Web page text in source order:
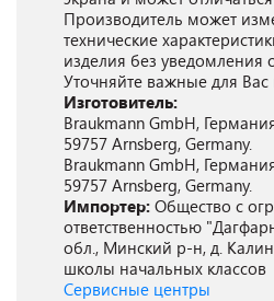
Производитель может
технические
изделия без уведомления
Уточняйте важные для
Изготовитель:
Braukmann GmbH,
59757 Arnsberg, Germany.
Braukmann GmbH,
59757 Arnsberg, Germany.
Импортер: Общество с
ответственностью
обл., Минский р-н, д.
школы начальных классов
Сервисные центры